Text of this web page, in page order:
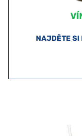
NAJDĚTE SI